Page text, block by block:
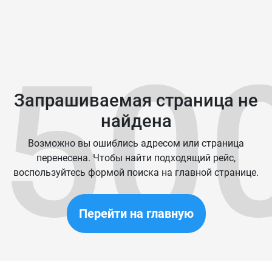
Запрашиваемая страница не
найдена
Возможно вы ошиблись адресом или страница
перенесена. Чтобы найти подходящий рейс,
воспользуйтесь формой поиска на главной странице.
Перейти на главную